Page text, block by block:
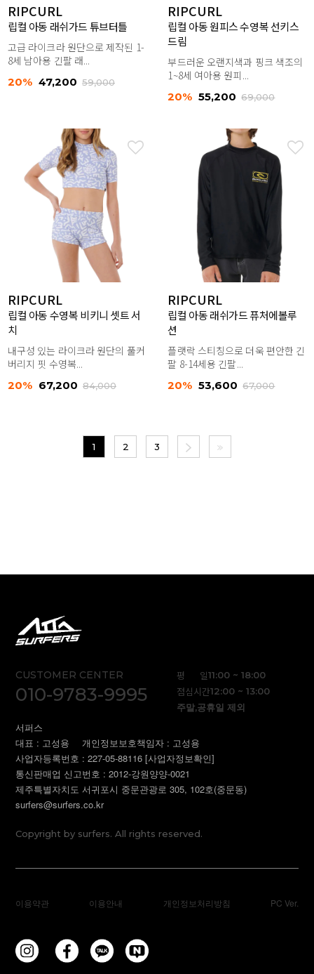
RIPCURL
립컬 아동 래쉬가드 튜브터틀
고급 라이크라 원단으로 제작된 1-
8세 남아용 긴팔 래...
20% 47,200 59,000
RIPCURL
립컬 아동 원피스 수영복 선키스
드림
부드러운 오랜지색과 핑크 색조의
1~8세 여아용 원피...
20% 55,200 69,000
RIPCURL
립컬 아동 수영복 비키니 셋트 서
치
내구성 있는 라이크라 원단의 풀커
버리지 핏 수영복...
20% 67,200 84,000
RIPCURL
립컬 아동 래쉬가드 퓨처에볼루
션
플랫락 스티칭으로 더욱 편안한 긴
팔 8-14세용 긴팔...
20% 53,600 67,000
1 2 3
CUSTOMER CENTER
010-9783-9995
평 일11:00 ~ 18:00
점심시간12:00 ~ 13:00
주말,공휴일 제외
서퍼스
대표 : 고성용
개인정보보호책임자 : 고성용
사업자등록번호 : 227-05-88116[사업자정보확인]
통신판매업 신고번호 : 2012-강원양양-0021
제주특별자치도 서귀포시 중문관광로 305, 102호(중문동)
surfers@surfers.co.kr
Copyright by surfers. All rights reserved.
이용약관 이용안내 개인정보처리방침 PC Ver.